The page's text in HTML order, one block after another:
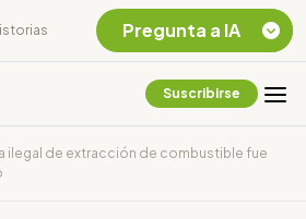
Suscribirse
ilegal de extracción de combustible fue
Pregunta a IA
Chevron Ecuador